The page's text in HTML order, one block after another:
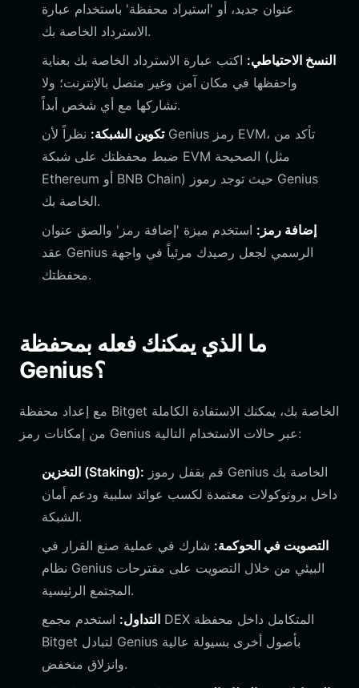
عنوان جديد، أو 'استيراد محفظة' باستخدام عبارة
الاسترداد الخاصة بك.
النسخ الاحتياطي: اكتب عبارة الاسترداد الخاصة بك بعناية
واحفظها في مكان آمن وغير متصل بالإنترنت؛ ولا
تشاركها مع أي شخص أبداً.
تكوين الشبكة: نظراً لأن Genius رمز EVM، تأكد من
ضبط محفظتك على شبكة EVM الصحيحة (مثل
Ethereum أو BNB Chain) حيث توجد رموز Genius
الخاصة بك.
إضافة رمز: استخدم ميزة 'إضافة رمز' والصق عنوان
عقد Genius الرسمي لجعل رصيدك مرئياً في واجهة
محفظتك.
ما الذي يمكنك فعله بمحفظة
Genius؟
مع إعداد محفظة Bitget الخاصة بك، يمكنك الاستفادة الكاملة
من إمكانات رمز Genius عبر حالات الاستخدام التالية:
التخزين (Staking):
داخل بروتوكولات معتمدة لكسب عوائد سلبية ودعم أمان
الشبكة.
التصويت في الحوكمة: شارك في عملية صنع القرار في
نظام Genius البيئي من خلال التصويت على مقترحات
المجتمع الرئيسية.
التداول: استخدم مجمع DEX المتكامل داخل محفظة
Bitget لتبادل Genius بأصول أخرى بسيولة عالية
وانزلاق منخفض.